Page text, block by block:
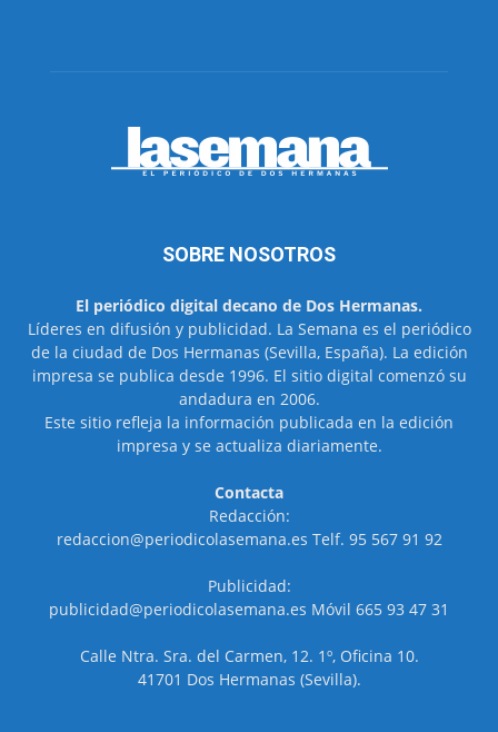
SOBRE NOSOTROS
El periódico digital decano de Dos Hermanas.
Líderes en difusión y publicidad. La Semana es el periódico
de la ciudad de Dos Hermanas (Sevilla, España). La edición
impresa se publica desde 1996. El sitio digital comenzó su
andadura en 2006.
Este sitio refleja la información publicada en la edición
impresa y se actualiza diariamente.
Contacta
Redacción:
redaccion@periodicolasemana.es Telf. 95 567 91 92
Publicidad:
publicidad@periodicolasemana.es Móvil 665 93 47 31
Calle Ntra. Sra. del Carmen, 12. 1º, Oficina 10.
41701 Dos Hermanas (Sevilla).